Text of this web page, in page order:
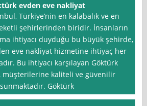
evden eve nakliyat
Türkiye’nin en kalabalık ve en
şehirlerinden biridir. İnsanların
ihtiyacı duyduğu bu büyük şehirde,
eve nakliyat hizmetine ihtiyaç her
Bu ihtiyacı karşılayan Göktürk
müşterilerine kaliteli ve güvenilir
Göktürk